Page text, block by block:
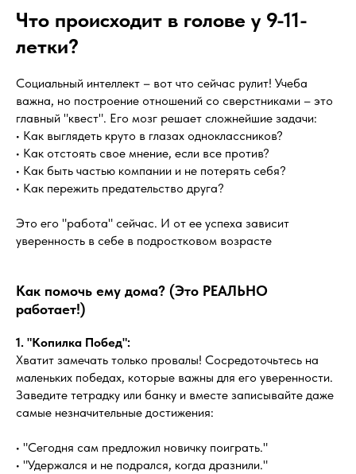
Что происходит в голове у 9-11-
летки?
Социальный интеллект – вот что сейчас рулит! Учеба
важна, но построение отношений со сверстниками – это
главный "квест". Его мозг решает сложнейшие задачи:
• Как выглядеть круто в глазах одноклассников?
• Как отстоять свое мнение, если все против?
• Как быть частью компании и не потерять себя?
• Как пережить предательство друга?
Это его "работа" сейчас. И от ее успеха зависит
уверенность в себе в подростковом возрасте
Как помочь ему дома? (Это РЕАЛЬНО
работает!)
1. "Копилка Побед":
Хватит замечать только провалы! Сосредоточьтесь на
маленьких победах, которые важны для его уверенности.
Заведите тетрадку или банку и вместе записывайте даже
самые незначительные достижения:
• "Сегодня сам предложил новичку поиграть."
• "Удержался и не подрался, когда дразнили."